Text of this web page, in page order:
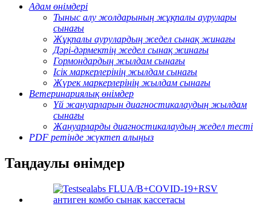
Адам өнімдері
Тыныс алу жолдарының жұқпалы аурулары
сынағы
Жұқпалы аурулардың жедел сынақ жинағы
Дәрі-дәрмектің жедел сынақ жинағы
Гормондардың жылдам сынағы
Ісік маркерлерінің жылдам сынағы
Жүрек маркерлерінің жылдам сынағы
Ветеринариялық өнімдер
Үй жануарларын диагностикалаудың жылдам
сынағы
Жануарларды диагностикалаудың жедел тесті
PDF ретінде жүктеп алыңыз
Таңдаулы өнімдер